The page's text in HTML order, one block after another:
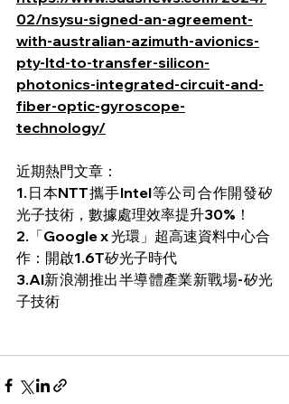
02/nsysu-signed-an-agreement-
with-australian-azimuth-avionics-
pty-ltd-to-transfer-silicon-
photonics-integrated-circuit-and-
fiber-optic-gyroscope-
technology/
近期熱門文章：
1. 日本NTT攜手Intel等公司合作開發矽
光子技術，數據處理效率提升30%！
2. 「Google x 光環」超高速資料中心合
作：開啟1.6T矽光子時代
3.AI新浪潮推出半導體產業新戰場-矽光
子技術